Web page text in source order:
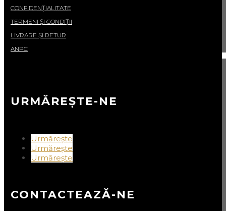
CONFIDENȚIALITATE
TERMENI ȘI CONDIȚII
LIVRARE ȘI RETUR
ANPC
URMĂREȘTE-NE
Urmărește
Urmărește
Urmărește
CONTACTEAZĂ-NE